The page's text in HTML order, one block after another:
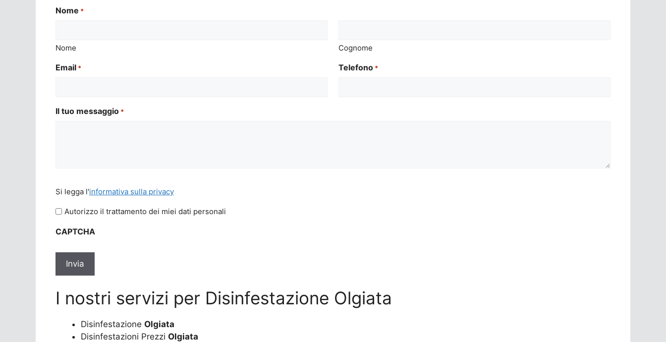
Nome *
Nome Cognome
Email * Telefono *
Il tuo messaggio *
legga
l'informativa
privacy
Si legga l'informativa sulla privacy
Autorizzo il trattamento dei miei dati personali
CAPTCHA
I nostri servizi per Disinfestazione Olgiata
Disinfestazione Olgiata
Disinfestazioni Prezzi Olgiata